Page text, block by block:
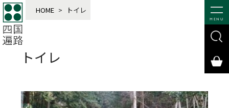
MENU
HOME > トイレ
トイレ